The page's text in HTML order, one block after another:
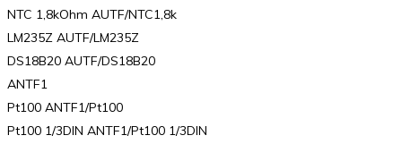
NTC 1,8kOhm AUTF/NTC1,8k
LM235Z AUTF/LM235Z
DS18B20 AUTF/DS18B20
ANTF1
Pt100 ANTF1/Pt100
Pt100 1/3DIN ANTF1/Pt100 1/3DIN